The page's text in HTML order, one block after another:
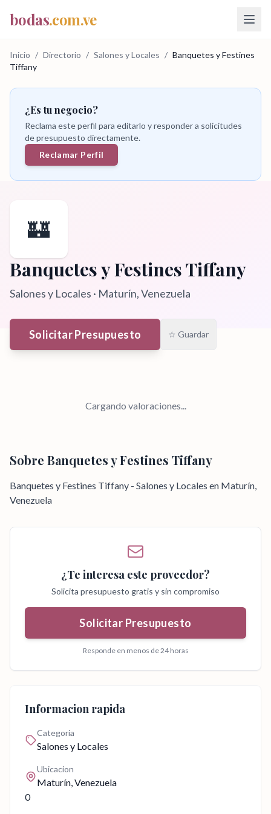
bodas.com.ve
Inicio / Directorio / Salones y Locales / Banquetes y Festines
Tiffany
¿Es tu negocio?
Reclama este perfil para editarlo y responder a solicitudes
de presupuesto directamente.
Reclamar Perfil
🏰
Banquetes y Festines Tiffany
Salones y Locales · Maturín, Venezuela
Solicitar Presupuesto ☆ Guardar
Cargando valoraciones...
Sobre Banquetes y Festines Tiffany
Banquetes y Festines Tiffany - Salones y Locales en Maturín,
Venezuela
¿Te interesa este proveedor?
Solicita presupuesto gratis y sin compromiso
Solicitar Presupuesto
Responde en menos de 24 horas
Informacion rapida
Categoria
Salones y Locales
Ubicacion
Maturín, Venezuela
0